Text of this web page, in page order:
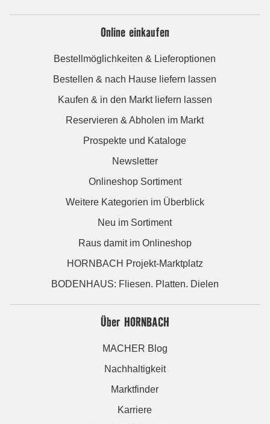
Online einkaufen
Bestellmöglichkeiten & Lieferoptionen
Bestellen & nach Hause liefern lassen
Kaufen & in den Markt liefern lassen
Reservieren & Abholen im Markt
Prospekte und Kataloge
Newsletter
Onlineshop Sortiment
Weitere Kategorien im Überblick
Neu im Sortiment
Raus damit im Onlineshop
HORNBACH Projekt-Marktplatz
BODENHAUS: Fliesen. Platten. Dielen
Über HORNBACH
MACHER Blog
Nachhaltigkeit
Marktfinder
Karriere